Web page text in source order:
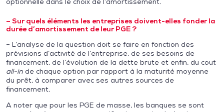
– Sur quels éléments les entreprises doivent-elles fonder la
durée d’amortissement de leur PGE ?
– L’analyse de la question doit se faire en fonction des
prévisions d’activité de l’entreprise, de ses besoins de
financement, de l’évolution de la dette brute et enfin, du cout
all-in de chaque option par rapport à la maturité moyenne
du prêt, à comparer avec ses autres sources de
financement.
A noter que pour les PGE de masse, les banques se sont